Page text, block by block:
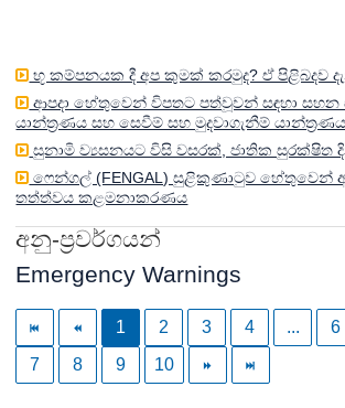
භූ කම්පනයක දී අප කුමක් කරමුද? ඒ පිළිබදව
ආපදා හේතුවෙන් විපතට පත්වූවන් සඳහා සහන
යාන්ත්‍රණය සහ සෙවීම් සහ මුදවාගැනීම් යාන්ත්‍රණය
සුනාමි ව්‍යසනයට විසි වසරක්, ජාතික සුරක්ෂිත
ෆෙන්ගල් (FENGAL) සුළිකුණාටුව හේතුවෙන්
තත්ත්වය කළමනාකරණය
අනු-ප්‍රවර්ගයන්
Emergency Warnings
1 2 3 4 ...
6
7
8 9 10